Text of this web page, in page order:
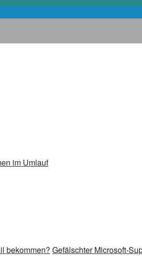
im Umlauf
bekommen? Gefälschter Microsoft-